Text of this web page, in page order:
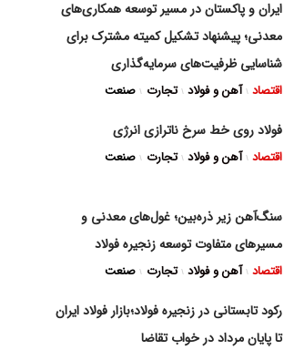
ایران و پاکستان در مسیر توسعه همکاری‌های
معدنی؛ پیشنهاد تشکیل کمیته مشترک برای
شناسایی ظرفیت‌های سرمایه‌گذاری
اقتصاد آهن و فولاد تجارت صنعت
فولاد روی خط سرخ ناترازی انرژی
اقتصاد آهن و فولاد تجارت صنعت
سنگ‌آهن زیر ذره‌بین؛ غول‌های معدنی و
مسیر‌های متفاوت توسعه زنجیره فولاد
اقتصاد آهن و فولاد تجارت صنعت
رکود تابستانی در زنجیره فولاد؛بازار فولاد ایران
تا پایان مرداد در خواب تقاضا